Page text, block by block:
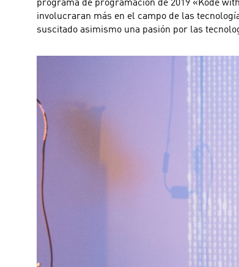
programa de programación de 2019 «Kode
involucraran más en el campo de las
suscitado asimismo una pasión por las